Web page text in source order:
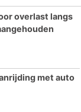
overlast langs
met auto